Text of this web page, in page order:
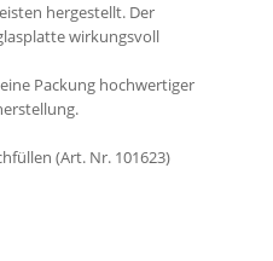
hergestellt. Der
wirkungsvoll
Packung hochwertiger
(Art. Nr. 101623)